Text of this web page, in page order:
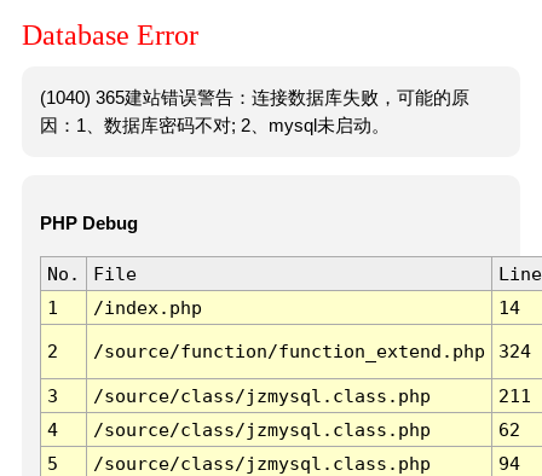
Database Error
(1040) 365建站错误警告：连接数据库失败，可能的原
因：1、数据库密码不对; 2、mysql未启动。
PHP Debug
No. File
Line
1
/index.php 14
2 /source/function/function_extend.php 324
3 /source/class/jzmysql.class.php
211
4
/source/class/jzmysql.class.php
62
5
/source/class/jzmysql.class.php
94